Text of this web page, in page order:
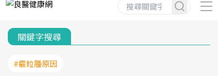
關鍵字搜尋
#霰粒腫原因